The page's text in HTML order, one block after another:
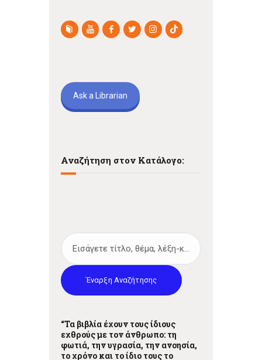
Ask a Librarian
Αναζήτηση στον Κατάλογο:
Έναρξη Αναζήτησης
“Τα βιβλία έχουν τους ίδιους
εχθρούς με τον άνθρωπο: τη
φωτιά, την υγρασία, την ανοησία,
το χρόνο και το ίδιο τους το